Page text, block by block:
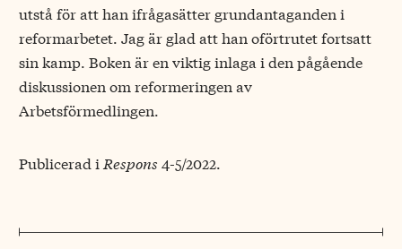
utstå för att han ifrågasätter grundantaganden i
reformarbetet. Jag är glad att han oförtrutet fortsatt
sin kamp. Boken är en viktig inlaga i den pågående
diskussionen om reformeringen av
Arbetsförmedlingen.
Publicerad i Respons 4-5/2022.